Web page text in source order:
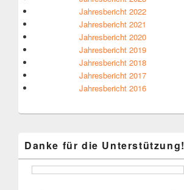
Jahresbericht 2022
Jahresbericht 2021
Jahresbericht 2020
Jahresbericht 2019
Jahresbericht 2018
Jahresbericht 2017
Jahresbericht 2016
Danke für die Unterstützung!